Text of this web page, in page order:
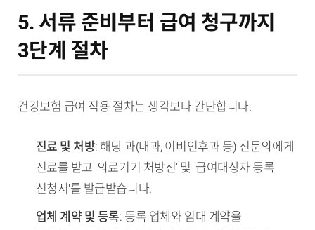
5. 서류 준비부터 급여 청구까지
3단계 절차
건강보험 급여 적용 절차는 생각보다 간단합니다.
진료 및 처방: 해당 과(내과, 이비인후과 등) 전문의에게
진료를 받고 '의료기기 처방전' 및 '급여대상자 등록
신청서'를 발급받습니다.
업체 계약 및 등록: 등록 업체와 임대 계약을